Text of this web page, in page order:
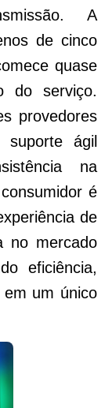
A
de cinco
quase
do serviço.
provedores
suporte ágil
na
é
de
no mercado
eficiência,
em um único